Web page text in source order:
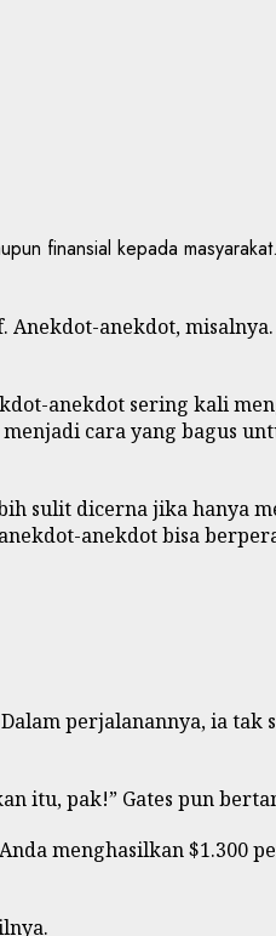
anekdot,
anekdot sering kali
cara yang bagus
sulit dicerna jika hanya
anekdot bisa
perjalanannya, ia tak
itu, pak!” Gates pun
menghasilkan $1.300